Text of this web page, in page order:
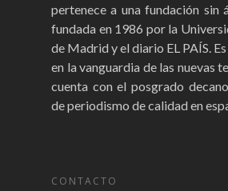
pertenece a una fundación sin
fundada en 1986 por la
de Madrid y el diario EL PAÍS.
en la vanguardia de las nuevas
cuenta con el posgrado
de periodismo de calidad en
CONTACTO